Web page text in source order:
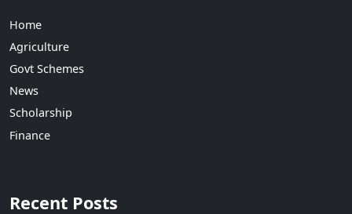
Home
Agriculture
Govt Schemes
News
Scholarship
Finance
Recent Posts